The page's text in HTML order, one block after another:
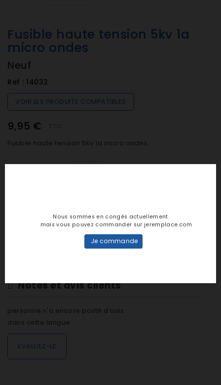
Fusible haute tension 5kv 1a
micro ondes
Neuf
Ref : 14032
VOIR LES PRODUITS COMPATIBLES
9,95 €
Fusible haute tension 5kv 1a micro ondes
AJOUTER AU PANIER
Notes et avis clients
personne n'a encore posté d'avis
dans cette langue
EVALUEZ-LE
Nous sommes en congés actuellement
mais vous pouvez commander sur jeremplace.com
Je commande